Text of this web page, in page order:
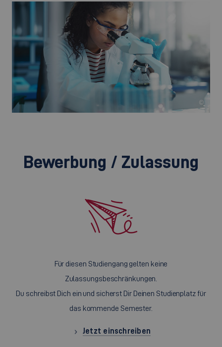
©
Bewerbung / Zulassung
Für diesen Studiengang gelten keine
Zulassungsbeschränkungen.
Du schreibst Dich ein und sicherst Dir Deinen Studienplatz für
das kommende Semester.
Jetzt einschreiben